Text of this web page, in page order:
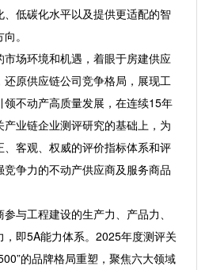
低碳化水平以及提供更适配的智
。
场环境和机遇，着眼于房建供应
原供应链公司竞争格局，展现工
不动产高质量发展，在连续15年
业链企业测评研究的基础上，为
客观、权威的评价指标体系和评
争力的不动产供应商及服务商品
工程建设的生产力、产品力、
，即5A能力体系。2025年度测评关
的品牌格局重塑，聚焦六大领域